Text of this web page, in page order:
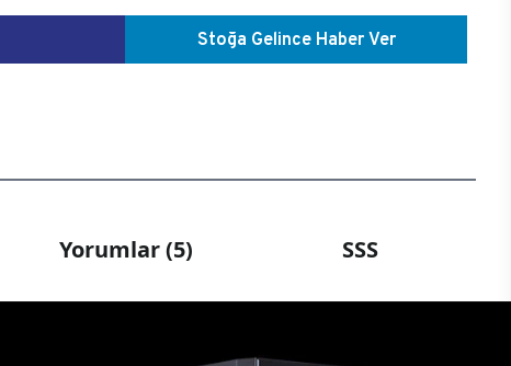
Stoğa Gelince Haber Ver
Yorumlar (5) SSS